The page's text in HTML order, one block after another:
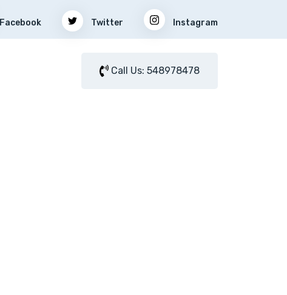
Facebook Twitter Instagram
Call Us: 548978478